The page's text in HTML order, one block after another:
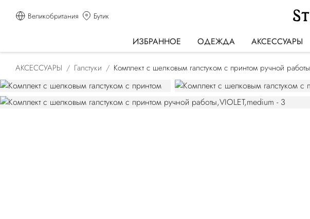
Великобритания Бутик
ИЗБРАННОЕ ОДЕЖДА АКСЕССУАРЫ
АКСЕССУАРЫ Галстуки Комплект с шелковым галстуком с принтом ручной работы